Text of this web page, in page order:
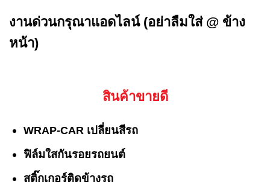
งานด่วนกรุณาแอดไลน์ (อย่าลืมใส่ @ ข้าง
หน้า)
สินค้าขายดี
WRAP-CAR เปลี่ยนสีรถ
ฟิล์มใสกันรอยรถยนต์
สติ๊กเกอร์ติดข้างรถ